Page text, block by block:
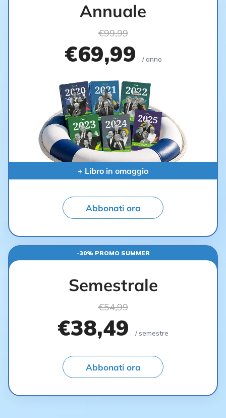
Annuale
€99,99
€69,99 / anno
+ Libro in omaggio
Abbonati ora
-30% PROMO SUMMER
Semestrale
€54,99
€38,49 / semestre
Abbonati ora